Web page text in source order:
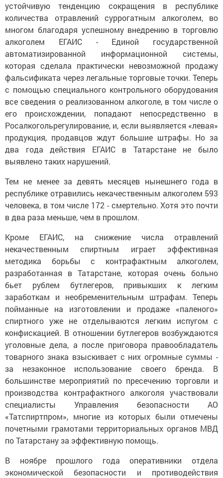
устойчивую тенденцию сокращения в республике
количества отравлений суррогатным алкоголем, во
многом благодаря успешному внедрению в торговлю
алкоголем ЕГАИС - Единой государственной
автоматизированной информационной системы,
которая сделала практически невозможной продажу
фальсификата через легальные торговые точки. Теперь
с помощью специального контрольного оборудования
все сведения о реализованном алкоголе, в том числе о
его происхождении, попадают непосредственно в
Росалкогольрегулирование, и, если выявляется «левая»
продукция, продавцов ждут большие штрафы. Но за
два года действия ЕГАИС в Татарстане не было
выявлено таких нарушений.
Тем не менее за девять месяцев нынешнего года в
республике отравились некачественным алкоголем 593
человека, в том числе 172 - смертельно. Хотя это почти
в два раза меньше, чем в прошлом.
Кроме ЕГАИС, на снижение числа отравлений
некачественным спиртным играет эффективная
методика борьбы с контрафактным алкоголем,
разработанная в Татарстане, которая очень больно
бьет рублем бутлегеров, привыкших к легким
заработкам и необременительным штрафам. Теперь
пойманные на изготовлении и продаже «паленого»
спиртного уже не отделываются легким испугом с
конфискацией. В отношении бутлегеров возбуждаются
уголовные дела, а после приговора правообладатель
товарного знака взыскивает с них огромные суммы -
за незаконное использование своего бренда. В
большинстве мероприятий по пресечению торговли и
производства контрафактного алкоголя участвовали
специалисты Управления безопасности АО
«Татспиртпром», многие из которых были отмечены
почетными грамотами территориальных органов МВД
по Татарстану за эффективную помощь.
В ноябре прошлого года оперативники отдела
экономической безопасности и противодействия